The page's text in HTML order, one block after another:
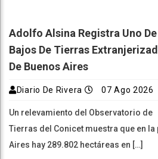
Adolfo Alsina Registra Uno
Bajos De Tierras
De Buenos Aires
Diario De Rivera 07 Ago 2026
Un relevamiento del Observatorio de
Tierras del Conicet muestra que en
Aires hay 289.802 hectáreas en […]